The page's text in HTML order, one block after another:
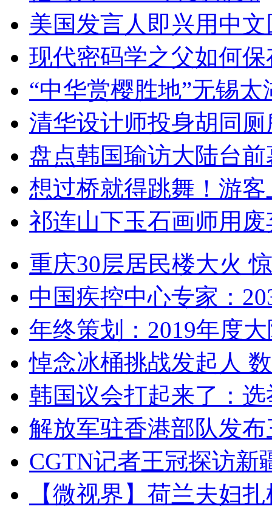
美国发言人即兴用中
现代密码学之父如何
“中华赏樱胜地”无锡
清华设计师投身胡同
盘点韩国瑜访大陆台
想过桥就得跳舞！游客
祁连山下玉石画师用
重庆30层居民楼大火
中国疾控中心专家：
年终策划：2019年度
悼念冰桶挑战发起人
韩国议会打起来了：
解放军驻香港部队发
CGTN记者王冠探访新
【微视界】荷兰夫妇